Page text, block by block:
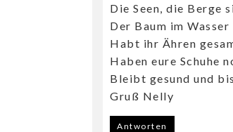
Die Seen, die Berge
Der Baum im
Habt ihr Ähren
Haben eure Schuhe
Bleibt gesund und
Gruß Nelly
Antworten